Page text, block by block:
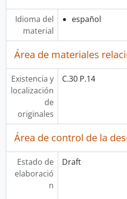
Idioma del
material
español
Área de materiales
Existencia y
localización
de
originales
C.30 P.14
Área de control de la
Estado de
elaboració
n
Draft